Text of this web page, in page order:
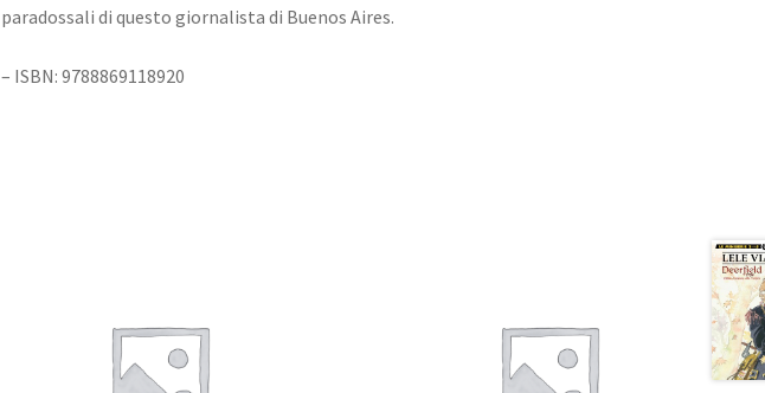
paradossali di questo giornalista di Buenos Aires.
– ISBN: 9788869118920